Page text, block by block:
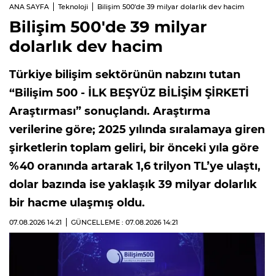
ANA SAYFA Teknoloji Bilişim 500'de 39 milyar dolarlık dev hacim
Bilişim 500'de 39 milyar
dolarlık dev hacim
Türkiye bilişim sektörünün nabzını tutan
“Bilişim 500 - İLK BEŞYÜZ BİLİŞİM ŞİRKETİ
Araştırması” sonuçlandı. Araştırma
verilerine göre; 2025 yılında sıralamaya giren
şirketlerin toplam geliri, bir önceki yıla göre
%40 oranında artarak 1,6 trilyon TL’ye ulaştı,
dolar bazında ise yaklaşık 39 milyar dolarlık
bir hacme ulaşmış oldu.
07.08.2026 14:21 GÜNCELLEME : 07.08.2026 14:21